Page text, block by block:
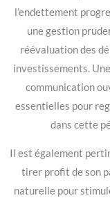
l’endettement
une gestion
réévaluation des
investissements.
communication
essentielles pour
dans cette
Il est également
tirer profit de son
naturelle pour